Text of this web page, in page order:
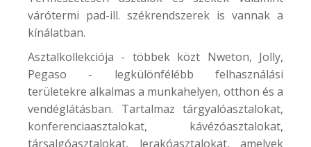
várótermi pad-ill. székrendszerek is vannak a
kínálatban.
Asztalkollekciója - többek közt Nweton, Jolly,
Pegaso - legkülönfélébb felhasználási
területekre alkalmas a munkahelyen, otthon és a
vendéglátásban. Tartalmaz tárgyalóasztalokat,
konferenciaasztalokat, kávézóasztalokat,
társalgóasztalokat, lerakóasztalokat, amelyek